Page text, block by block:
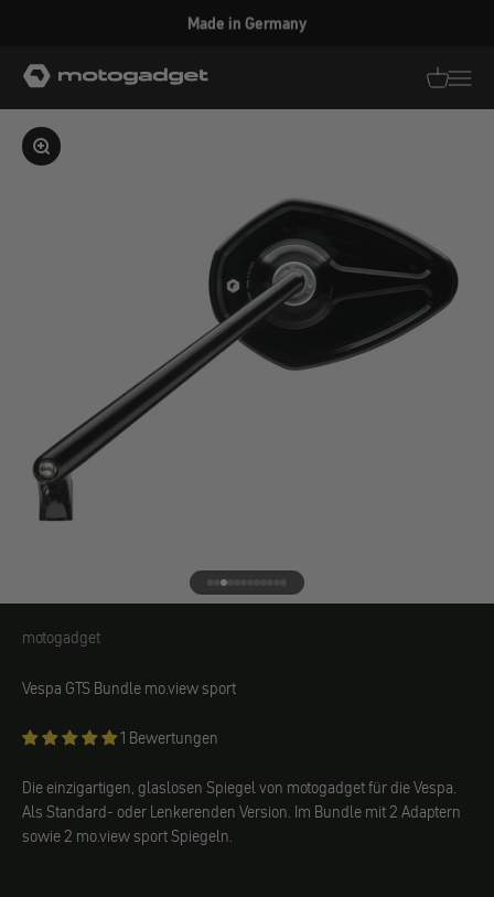
Made in Germany
motogadget GmbH
Bild vergrößern
Gehe zu Element 1
Gehe zu Element 2
Gehe zu Element 3
Gehe zu Element 4
Gehe zu Element 5
Gehe zu Element 6
Gehe zu Element 7
Gehe zu Element 8
Gehe zu Element 9
Gehe zu Element 10
Gehe zu Element 11
Gehe zu Element 12
motogadget
motogadget
Vespa GTS Bundle mo.view sport
1 Bewertungen
Die einzigartigen, glaslosen Spiegel von motogadget für die Vespa.
Als Standard- oder Lenkerenden Version. Im Bundle mit 2 Adaptern
sowie 2 mo.view sport Spiegeln.